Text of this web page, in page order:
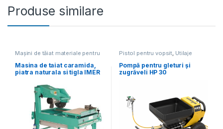
Produse similare
Mașini de tăiat materiale pentru
construcții Utilaje pentru
construcții
Masina de taiat caramida,
piatra naturala si tigla IMER
400mm inclus
Pistol pentru vopsit Utilaje
pentru construcții
Pompă pentru gleturi și
zugrăveli HP 30